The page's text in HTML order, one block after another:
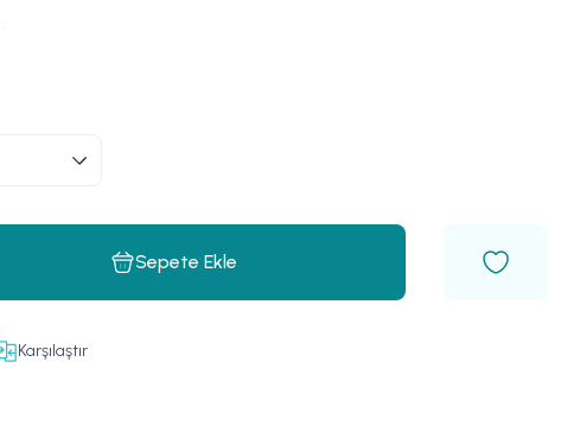
Sepete Ekle
Karşılaştır